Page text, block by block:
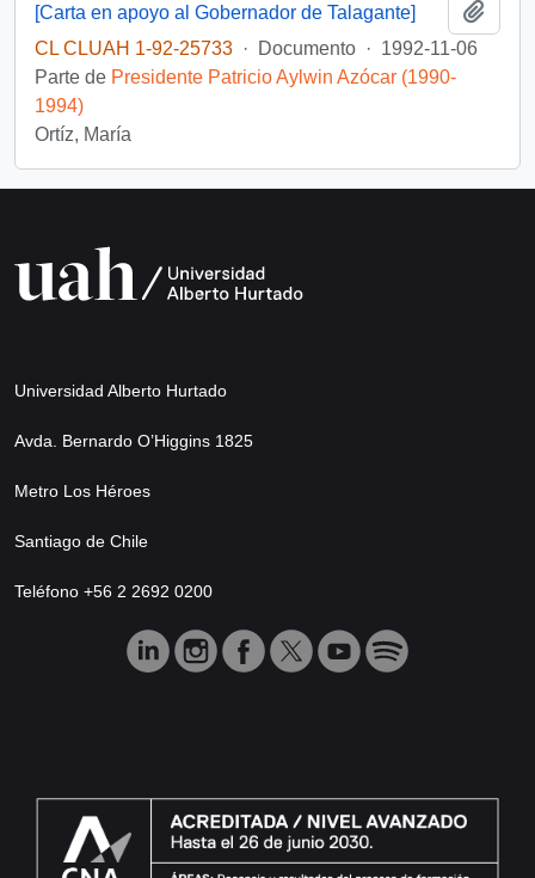
[Carta en apoyo al Gobernador de Talagante]
CL CLUAH 1-92-25733 · Documento · 1992-11-06
Parte de Presidente Patricio Aylwin Azócar (1990-
1994)
Ortíz, María
Universidad Alberto Hurtado
Avda. Bernardo O’Higgins 1825
Metro Los Héroes
Santiago de Chile
Teléfono +56 2 2692 0200